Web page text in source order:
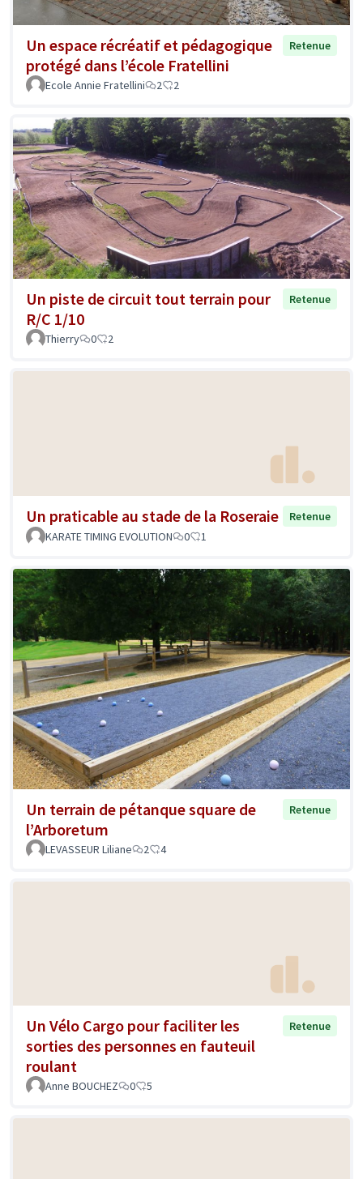
Un espace récréatif et pédagogique
protégé dans l’école Fratellini
Retenue
Ecole Annie Fratellini 2 2
Un piste de circuit tout terrain pour
R/C 1/10
Retenue
Thierry 0 2
Un praticable au stade de la Roseraie
Retenue
KARATE TIMING EVOLUTION
0 1
Un terrain de pétanque square de
l’Arboretum
Retenue
LEVASSEUR Liliane 2 4
Un Vélo Cargo pour faciliter les
sorties des personnes en fauteuil
roulant
Retenue
Anne BOUCHEZ 0 5